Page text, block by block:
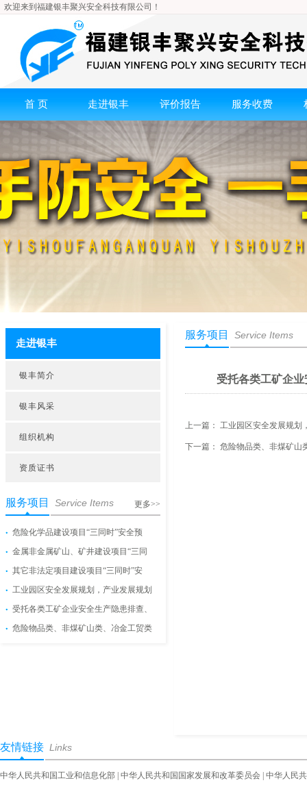
欢迎来到福建银丰聚兴安全科技有限公司！
首 页 走进银丰 评价报告 服务收费
走进银丰
银丰简介
银丰风采
组织机构
资质证书
服务项目 Service Items 更多>>
危险化学品建设项目“三同时”安全预
金属非金属矿山、矿井建设项目“三同
其它非法定项目建设项目“三同时”安
工业园区安全发展规划，产业发展规划
受托各类工矿企业安全生产隐患排查、
危险物品类、非煤矿山类、冶金工贸类
服务项目 Service Items
受托各类工矿企
上一篇： 工业园区安全发展规划
下一篇： 危险物品类、非煤矿山
友情链接 Links
中华人民共和国工业和信息化部 中华人民共和国国家发展和改革委员会 中华人民